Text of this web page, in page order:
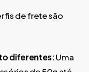
de frete são
diferentes:Uma